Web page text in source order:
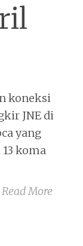
koneksi
JNE di
yang
koma
Read More